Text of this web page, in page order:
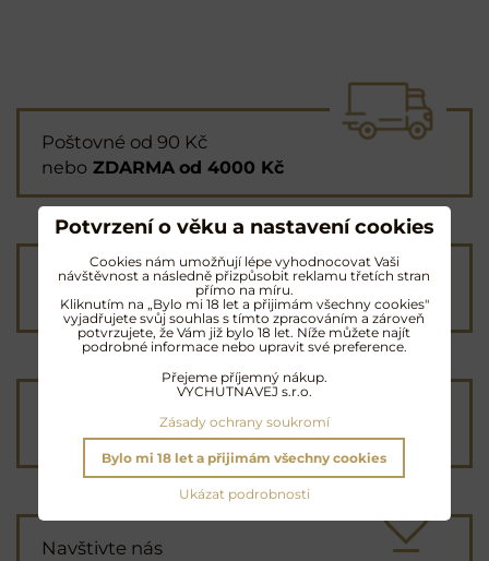
Poštovné od 90 Kč
nebo ZDARMA od 4000 Kč
Průvodce výběrem
vámpomůže s objednávkou
Profesionálně
Navštivte nás
Potvrzení o věku a nastavení cookies
Cookies nám umožňují lépe vyhodnocovat Vaši
návštěvnost a následně přizpůsobit reklamu třetích stran
přímo na míru.
Kliknutím na „Bylo mi 18 let a přijimám všechny cookies"
vyjadřujete svůj souhlas s tímto zpracováním a zároveň
potvrzujete, že Vám již bylo 18 let. Níže můžete najít
podrobné informace nebo upravit své preference.
Přejeme příjemný nákup.
VYCHUTNAVEJ s.r.o.
Zásady ochrany soukromí
Ukázat podrobnosti
Bylo mi 18 let a přijimám všechny cookies